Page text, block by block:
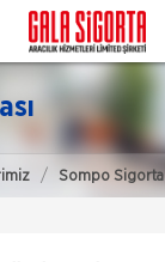
Sompo Sigorta